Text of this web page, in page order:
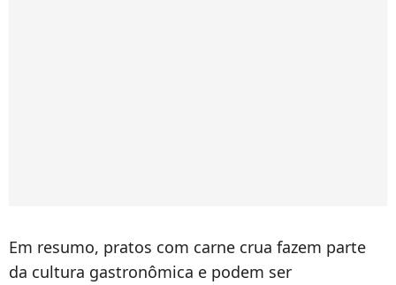
Em resumo, pratos com carne crua fazem parte
da cultura gastronômica e podem ser